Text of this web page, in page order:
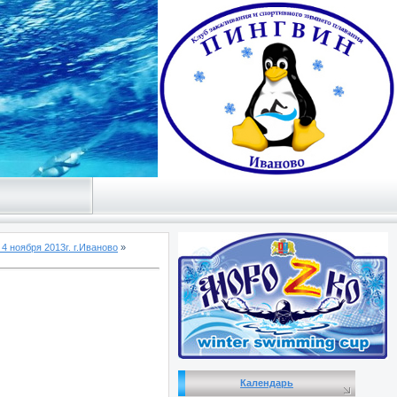
ноября 2013г. г.Иваново »
Календарь